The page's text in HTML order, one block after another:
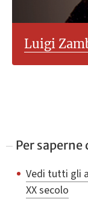
Luigi
Per saperne
Vedi tutti gli
XX secolo